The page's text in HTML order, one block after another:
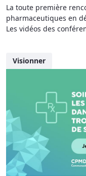
La toute première
pharmaceutiques en
Les vidéos des
Visionner